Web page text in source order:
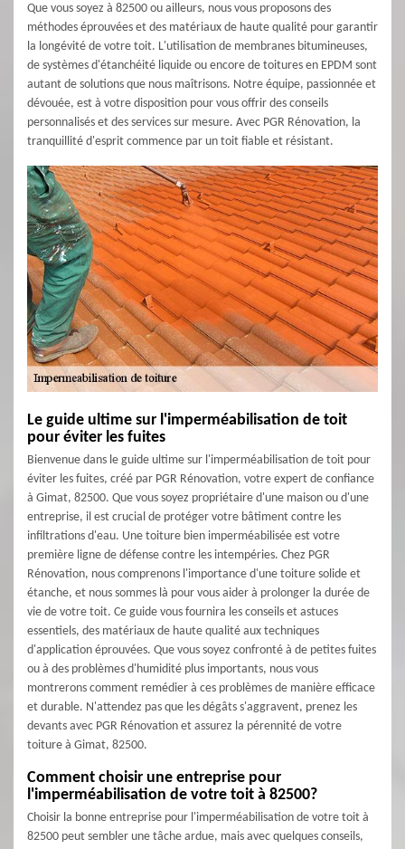
Que vous soyez à 82500 ou ailleurs, nous vous proposons des
méthodes éprouvées et des matériaux de haute qualité pour garantir
la longévité de votre toit. L'utilisation de membranes bitumineuses,
de systèmes d'étanchéité liquide ou encore de toitures en EPDM sont
autant de solutions que nous maîtrisons. Notre équipe, passionnée et
dévouée, est à votre disposition pour vous offrir des conseils
personnalisés et des services sur mesure. Avec PGR Rénovation, la
tranquillité d'esprit commence par un toit fiable et résistant.
Le guide ultime sur l'imperméabilisation de toit
pour éviter les fuites
Bienvenue dans le guide ultime sur l'imperméabilisation de toit pour
éviter les fuites, créé par PGR Rénovation, votre expert de confiance
à Gimat, 82500. Que vous soyez propriétaire d'une maison ou d'une
entreprise, il est crucial de protéger votre bâtiment contre les
infiltrations d'eau. Une toiture bien imperméabilisée est votre
première ligne de défense contre les intempéries. Chez PGR
Rénovation, nous comprenons l'importance d'une toiture solide et
étanche, et nous sommes là pour vous aider à prolonger la durée de
vie de votre toit. Ce guide vous fournira les conseils et astuces
essentiels, des matériaux de haute qualité aux techniques
d'application éprouvées. Que vous soyez confronté à de petites fuites
ou à des problèmes d'humidité plus importants, nous vous
montrerons comment remédier à ces problèmes de manière efficace
et durable. N'attendez pas que les dégâts s'aggravent, prenez les
devants avec PGR Rénovation et assurez la pérennité de votre
toiture à Gimat, 82500.
Comment choisir une entreprise pour
l'imperméabilisation de votre toit à 82500?
Choisir la bonne entreprise pour l'imperméabilisation de votre toit à
82500 peut sembler une tâche ardue, mais avec quelques conseils,